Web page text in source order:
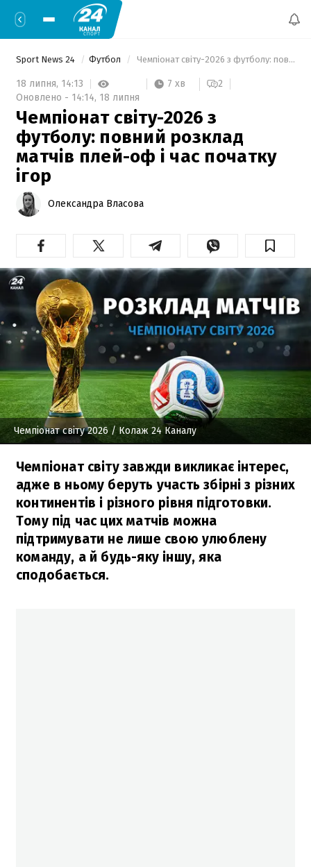
Sport News 24 Футбол Чемпіонат світу-2026 з футболу: повний розклад матчів плей-оф і час початку ігор
18 липня, 14:13 7 хв
2
Оновлено - 14:14, 18 липня
Чемпіонат світу-2026 з
футболу: повний розклад
матчів плей-оф і час початку
ігор
Олександра Власова
Чемпіонат світу 2026 / Колаж 24 Каналу
Чемпіонат світу завжди викликає інтерес,
адже в ньому беруть участь збірні з різних
континентів і різного рівня підготовки.
Тому під час цих матчів можна
підтримувати не лише свою улюблену
команду, а й будь-яку іншу, яка
сподобається.